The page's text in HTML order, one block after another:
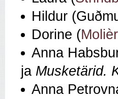
Hildur
Dorine (
Anna
ja Musketärid.
Anna